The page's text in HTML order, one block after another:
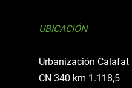
UBICACIÓN
Urbanización Calafat
CN 340 km 1.118,5